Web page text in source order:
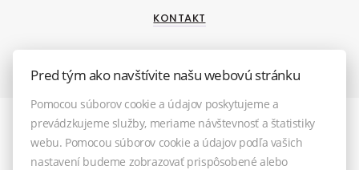
KONTAKT
Pred tým ako navštívite našu webovú stránku
Pomocou súborov cookie a údajov poskytujeme a
prevádzkujeme služby, meriame návštevnosť a štatistiky
webu. Pomocou súborov cookie a údajov podľa vašich
nastavení budeme zobrazovať prispôsobené alebo